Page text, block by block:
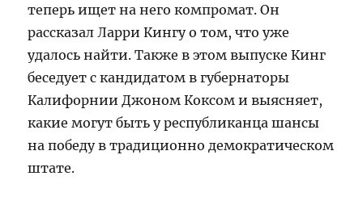
теперь ищет на него компромат. Он
рассказал Ларри Кингу о том, что уже
удалось найти. Также в этом выпуске Кинг
беседует с кандидатом в губернаторы
Калифорнии Джоном Коксом и выясняет,
какие могут быть у республиканца шансы
на победу в традиционно демократическом
штате.